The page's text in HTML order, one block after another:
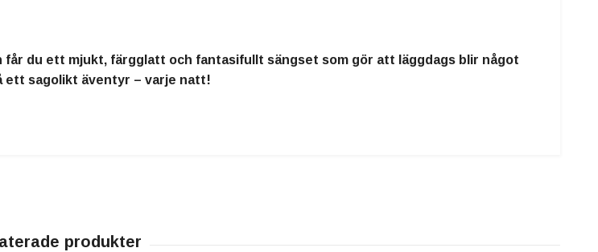
får du ett mjukt, färgglatt och fantasifullt sängset som gör att läggdags blir något
ett sagolikt äventyr – varje natt!